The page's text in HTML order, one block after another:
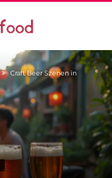
Craft Beer Szenen in